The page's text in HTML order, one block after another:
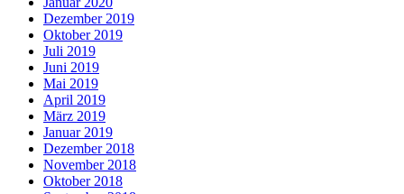
Dezember 2019
Oktober 2019
Juli 2019
Juni 2019
Mai 2019
April 2019
März 2019
Januar 2019
Dezember 2018
November 2018
Oktober 2018